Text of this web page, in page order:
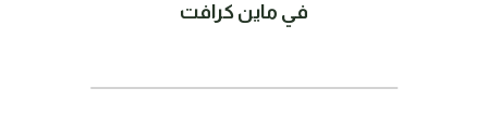
في ماين كرافت